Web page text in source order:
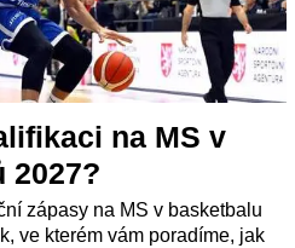
na MS v
2027?
zápasy na MS v basketbalu
ve kterém vám poradíme, jak